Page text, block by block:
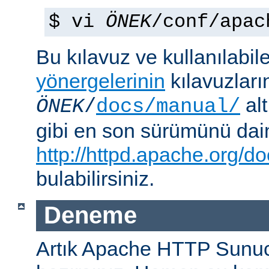
$ vi ÖNEK/conf/
Bu kılavuz ve
yönergelerinin
ÖNEK/docs/manual/
gibi en son sürümünü
http://httpd.apache.org/
bulabilirsiniz.
Deneme
Artık Apache HTTP